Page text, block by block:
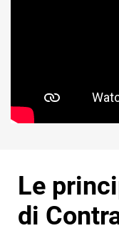
Le
di